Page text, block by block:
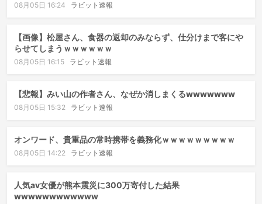
08月05日 16:24 ラビット速報
【画像】松屋さん、食器の返却のみならず、仕分けまで客にや
らせてしまうｗｗｗｗｗｗ
08月05日 16:15 ラビット速報
【悲報】みい山の作者さん、なぜか消しまくるwwwwwww
08月05日 15:32 ラビット速報
オンワード、貴重品の常時携帯を義務化ｗｗｗｗｗｗｗｗｗ
08月05日 14:22 ラビット速報
人気av女優が熊本震災に300万寄付した結果
wwwwwwwwwwww